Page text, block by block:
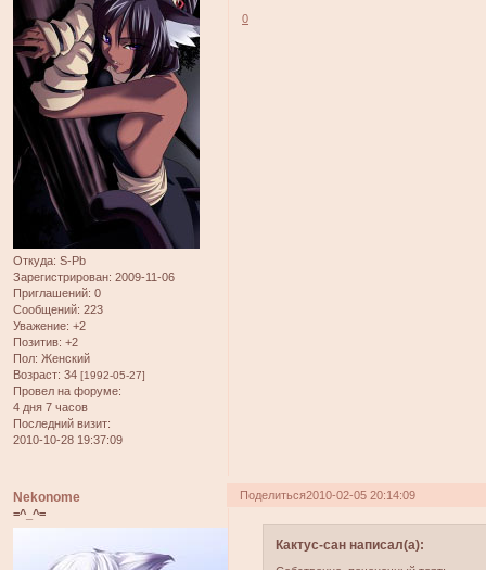
Откуда: S-Pb
Зарегистрирован: 2009-11-06
Приглашений: 0
Сообщений: 223
Уважение: +2
Позитив: +2
Пол: Женский
Возраст: 34 [1992-05-27]
Провел на форуме:
4 дня 7 часов
Последний визит:
2010-10-28 19:37:09
0
Поделиться2010-02-05 20:14:09
Nekonome
=^_^=
Кактус-сан написал(а):